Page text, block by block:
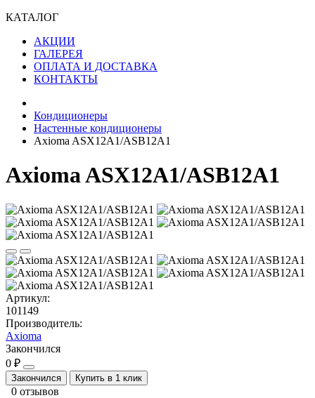
КАТАЛОГ
АКЦИИ
ГАЛЕРЕЯ
ОПЛАТА И ДОСТАВКА
КОНТАКТЫ
Кондиционеры
Настенные кондиционеры
Axioma ASX12A1/ASB12A1
Axioma ASX12A1/ASB12A1
Артикул:
101149
Производитель:
Axioma
Закончился
0 ₽
Закончился Купить в 1 клик
0 отзывов